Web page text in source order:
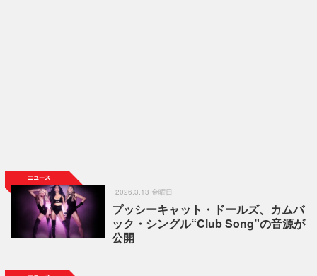
2026.3.13 金曜日
プッシーキャット・ドールズ、カムバ
ック・シングル“Club Song”の音源が
公開